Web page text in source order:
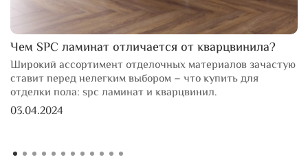
Чем SPC ламинат отличается от кварцвинила?
Широкий ассортимент отделочных материалов зачастую
ставит перед нелегким выбором – что купить для
отделки пола: spc ламинат и кварцвинил.
03.04.2024